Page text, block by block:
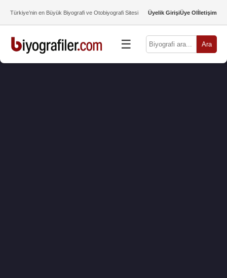
Türkiye’nin en Büyük Biyografi ve Otobiyografi Sitesi Üyelik GirişiÜye Olİletişim
☰ Ara